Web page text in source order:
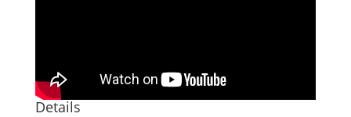
Details